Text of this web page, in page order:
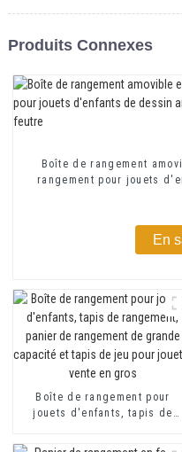
Produits Connexes
Boîte de rangement
rangement pour jouets
En
Boîte de rangement pour
jouets d'enfants, tapis de
rangement de grande